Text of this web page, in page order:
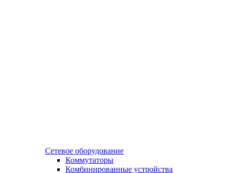
Сетевое оборудование
Коммутаторы
Комбинированные устройства